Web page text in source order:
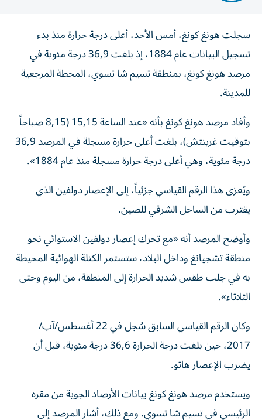
سجلت هونغ كونغ، أمس الأحد، أعلى درجة حرارة منذ بدء
تسجيل البيانات عام 1884، إذ بلغت 36,9 درجة مئوية في
مرصد هونغ كونغ، بمنطقة تسيم شا تسوي، المحطة المرجعية
للمدينة.
وأفاد مرصد هونغ كونغ بأنه «عند الساعة 15,15 (8,15 صباحاً
بتوقيت غرينتش)، بلغت أعلى حرارة مسجلة في المرصد 36,9
درجة مئوية، وهي أعلى درجة حرارة مسجلة منذ عام 1884».
ويُعزى هذا الرقم القياسي جزئياً، إلى الإعصار دولفين الذي
يقترب من الساحل الشرقي للصين.
وأوضح المرصد أنه «مع تحرك إعصار دولفين الاستوائي نحو
منطقة تشجيانغ وداخل البلاد، ستستمر الكتلة الهوائية المحيطة
به في جلب طقس شديد الحرارة إلى المنطقة، من اليوم وحتى
الثلاثاء».
وكان الرقم القياسي السابق سُجل في 22 أغسطس/آب/
2017، حين بلغت درجة الحرارة 36,6 درجة مئوية، قبل أن
يضرب الإعصار هاتو.
ويستخدم مرصد هونغ كونغ بيانات الأرصاد الجوية من مقره
الرئيسي في تسيم شا تسوي. ومع ذلك، أشار المرصد إلى